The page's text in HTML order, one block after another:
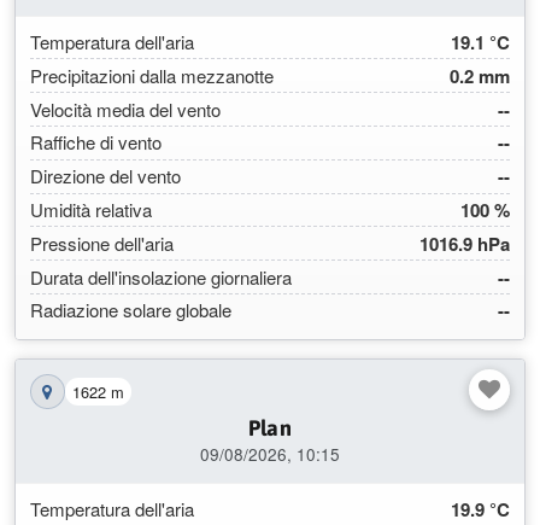
Temperatura dell'aria 19.1 °C
Precipitazioni dalla mezzanotte 0.2 mm
Velocità media del vento --
Raffiche di vento --
Direzione del vento --
Umidità relativa 100 %
Pressione dell'aria 1016.9 hPa
Durata dell'insolazione giornaliera --
Radiazione solare globale --
Mostra la stazione sulla mappa
1622 m
Plan
09/08/2026, 10:15
Temperatura dell'aria 19.9 °C